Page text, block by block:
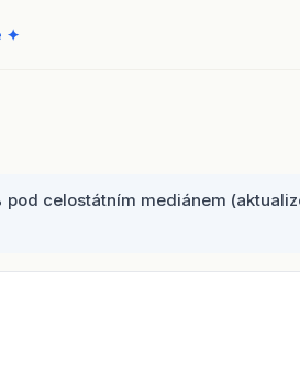
✦
celostátním mediánem